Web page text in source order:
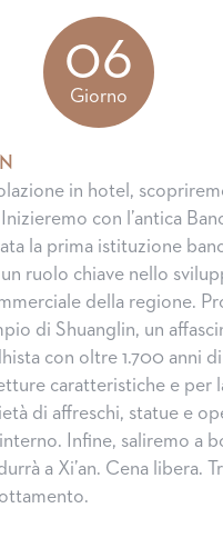
06
Giorno
in hotel,
con l’antica
la prima istituzione
ruolo chiave nello
della regione.
di Shuanglin, un
con oltre 1.700 anni
caratteristiche e per
di affreschi, statue e
Infine, saliremo a
a Xi’an. Cena libera.